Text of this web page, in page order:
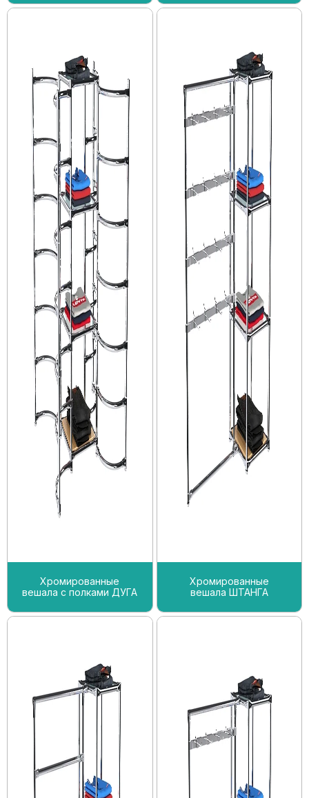
Хромированные
вешала с полками ДУГА
Хромированные
вешала ШТАНГА